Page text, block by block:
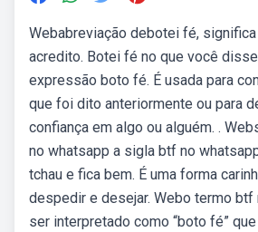
Webabreviação debotei fé,
acredito. Botei fé no que você
expressão boto fé. É usada para
que foi dito anteriormente ou para
confiança em algo ou alguém. .
no whatsapp a sigla btf no
tchau e fica bem. É uma forma
despedir e desejar. Webo termo btf
ser interpretado como “boto fé”